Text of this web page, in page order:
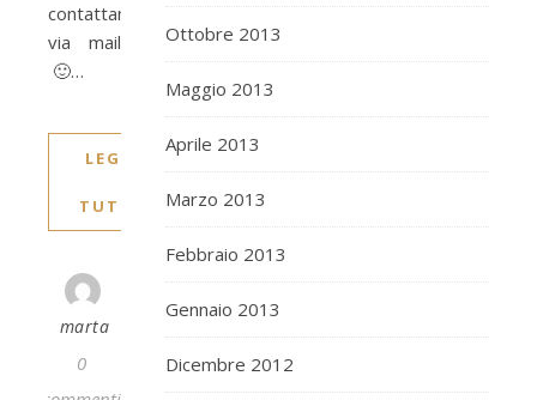
contattami
via mail
🙂…
LEGGI
TUTTO
marta
0
Ottobre 2013
Maggio 2013
Aprile 2013
Marzo 2013
Febbraio 2013
Gennaio 2013
Dicembre 2012